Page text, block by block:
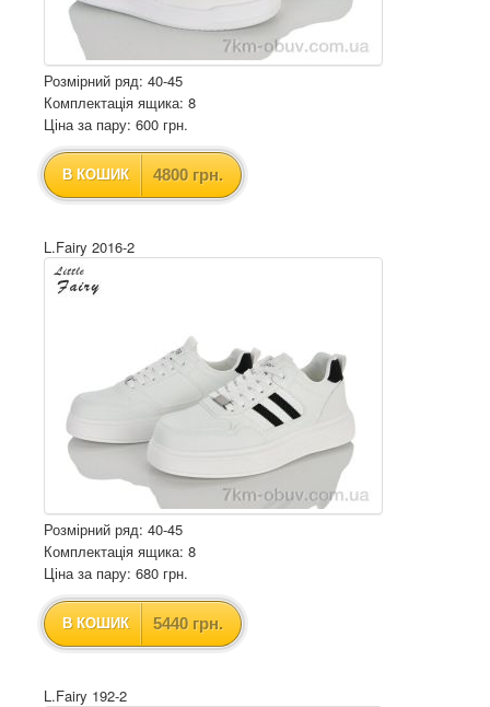
Розмірний ряд: 40-45
Комплектація ящика: 8
Ціна за пару: 600 грн.
В КОШИК 4800 грн.
L.Fairy 2016-2
Розмірний ряд: 40-45
Комплектація ящика: 8
Ціна за пару: 680 грн.
В КОШИК 5440 грн.
L.Fairy 192-2